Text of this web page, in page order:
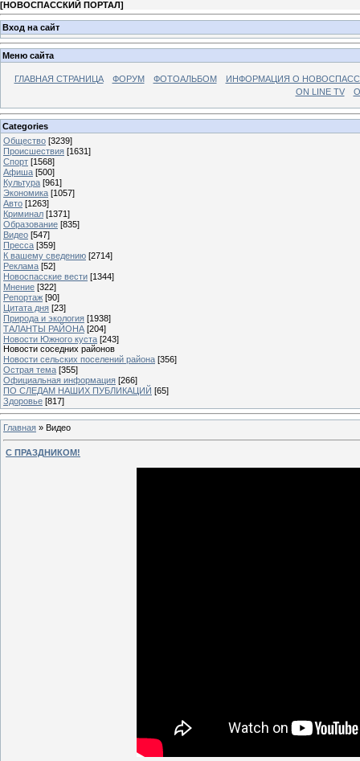
[НОВОСПАССКИЙ ПОРТАЛ]
Вход на сайт
Меню сайта
ГЛАВНАЯ СТРАНИЦА ФОРУМ ФОТОАЛЬБОМ
ИНФОРМАЦИЯ О
ON LINE TV
Categories
Общество [3239]
Происшествия [1631]
Спорт [1568]
Афиша [500]
Культура [961]
Экономика [1057]
Авто [1263]
Криминал [1371]
Образование [835]
Видео [547]
Пресса [359]
К вашему сведению [2714]
Реклама [52]
Новоспасские вести [1344]
Мнение [322]
Репортаж [90]
Цитата дня [23]
Природа и экология [1938]
ТАЛАНТЫ РАЙОНА [204]
Новости Южного куста [243]
Новости соседних районов
Новости сельских поселений района [356]
Острая тема [355]
Официальная информация [266]
ПО СЛЕДАМ НАШИХ ПУБЛИКАЦИЙ [65]
Здоровье [817]
Главная » Видео
С ПРАЗДНИКОМ!